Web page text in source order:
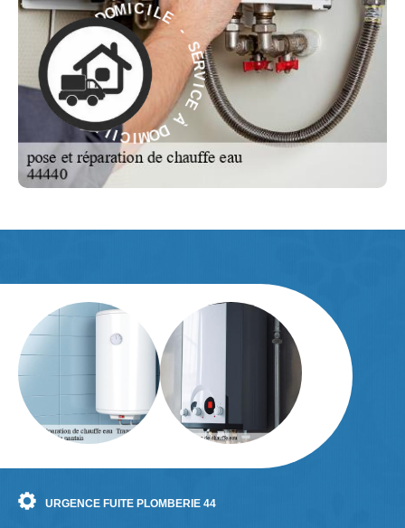
S
E
R
V
I
C
E
À
OMICILE - S E
RV
I
C
E
À
D
O
M
I
C
I
L
E
-
URGENCE FUITE PLOMBERIE 44